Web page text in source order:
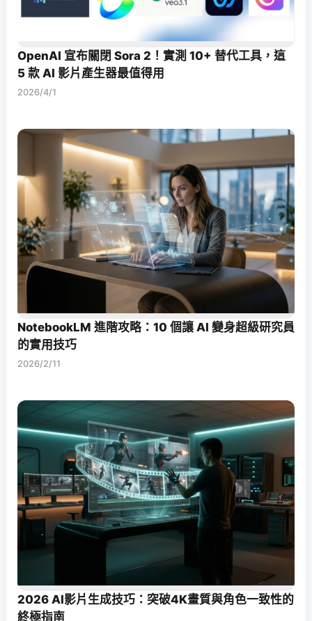
OpenAI 宣布關閉 Sora 2！實測 10+ 替代工具，這
5 款 AI 影片產生器最值得用
2026/4/1
NotebookLM 進階攻略：10 個讓 AI 變身超級研究員
的實用技巧
2026/2/11
2026 AI影片生成技巧：突破4K畫質與角色一致性的
終極指南